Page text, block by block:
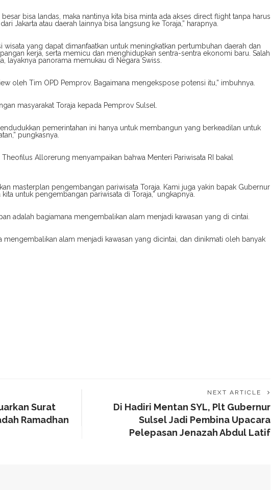
bisa landas, maka nantinya kita bisa minta ada akses direct flight tanpa harus
Jakarta atau daerah lainnya bisa langsung ke Toraja,” harapnya.
wisata yang dapat dimanfaatkan untuk meningkatkan pertumbuhan daerah dan
kerja, serta memicu dan menghidupkan sentra-sentra ekonomi baru. Salah
layaknya panorama memukau di Negara Swiss.
oleh Tim OPD Pemprov. Bagaimana mengekspose potensi itu,” imbuhnya.
masyarakat Toraja kepada Pemprov Sulsel.
pemerintahan ini hanya untuk membangun yang berkeadilan untuk
pungkasnya.
Theofilus Allorerung menyampaikan bahwa Menteri Pariwisata RI bakal
masterplan pengembangan pariwisata Toraja. Kami juga yakin bapak Gubernur
untuk pengembangan pariwisata di Toraja,” ungkapnya.
adalah bagiamana mengembalikan alam menjadi kawasan yang di cintai.
mengembalikan alam menjadi kawasan yang dicintai, dan dinikmati oleh banyak
Surat
Ramadhan
NEXT ARTICLE
Di Hadiri Mentan SYL, Plt Gubernur
Sulsel Jadi Pembina Upacara
Pelepasan Jenazah Abdul Latif